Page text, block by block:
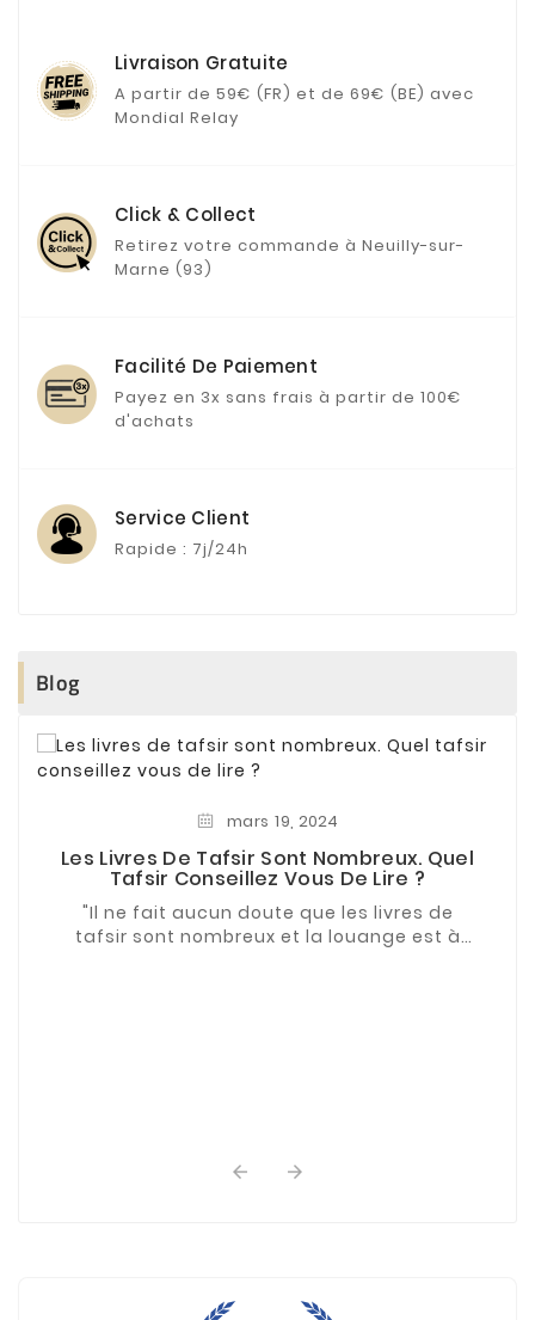
Livraison Gratuite
A partir de 59€ (FR) et de 69€ (BE) avec
Mondial Relay
Click & Collect
Retirez votre commande à Neuilly-sur-
Marne (93)
Facilité De Paiement
Payez en 3x sans frais à partir de 100€
d'achats
Service Client
Rapide : 7j/24h
Blog
mars 19, 2024
Les Livres De Tafsir Sont Nombreux. Quel
Tafsir Conseillez Vous De Lire ?
"Il ne fait aucun doute que les livres de
tafsir sont nombreux et la louange est à
 